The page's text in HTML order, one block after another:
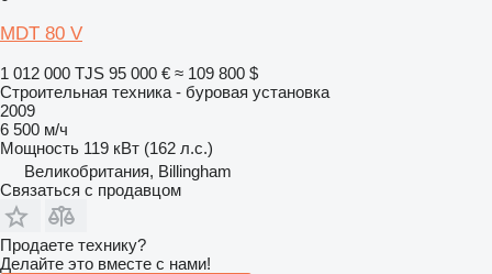
MDT 80 V
1 012 000 TJS 95 000 € ≈ 109 800 $
Строительная техника - буровая установка
2009
6 500 м/ч
Мощность 119 кВт (162 л.с.)
Великобритания, Billingham
Связаться с продавцом
Продаете технику?
Делайте это вместе с нами!